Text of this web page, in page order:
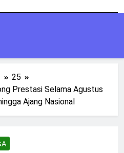
25
Prestasi Selama Agustus
Ajang Nasional